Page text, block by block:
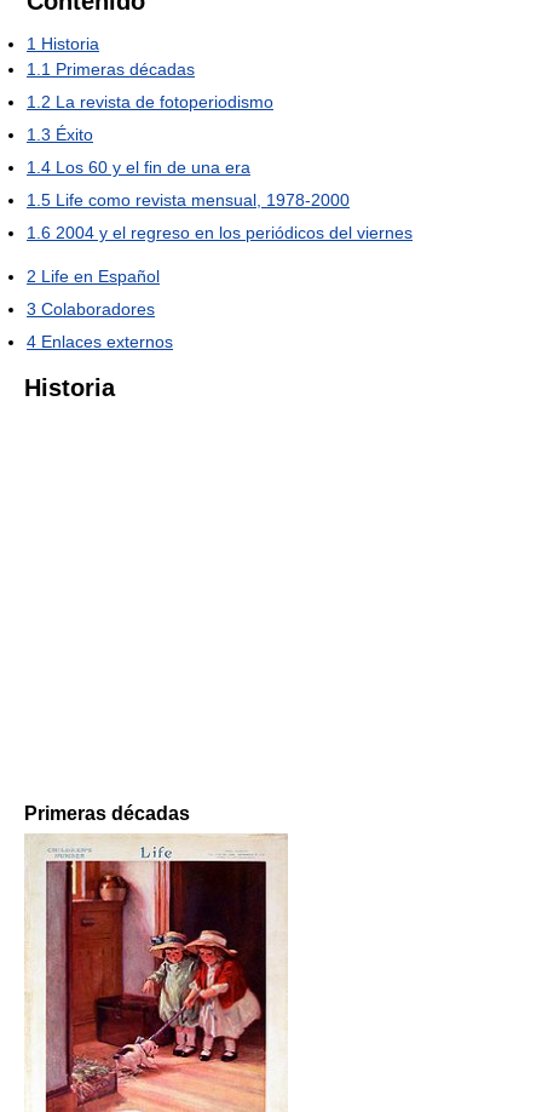
1 Historia
1.1 Primeras décadas
1.2 La revista de fotoperiodismo
1.3 Éxito
1.4 Los 60 y el fin de una era
1.5 Life como revista mensual, 1978-2000
1.6 2004 y el regreso en los periódicos del viernes
2 Life en Español
3 Colaboradores
4 Enlaces externos
Historia
Primeras décadas